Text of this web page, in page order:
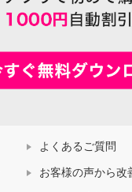
よくあるご質問
お客様の声から改